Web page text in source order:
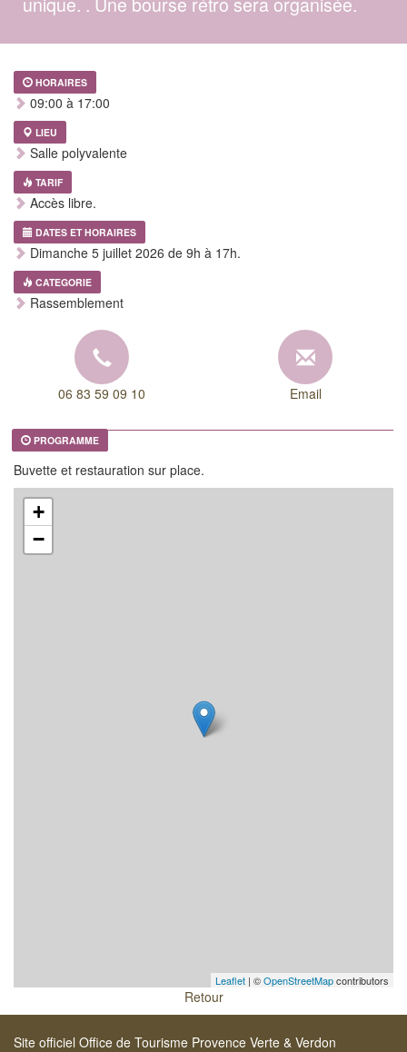
HORAIRES
09:00 à 17:00
LIEU
Salle polyvalente
TARIF
Accès libre.
DATES ET HORAIRES
Dimanche 5 juillet 2026 de 9h à 17h.
CATEGORIE
Rassemblement
06 83 59 09 10 Email
PROGRAMME
Buvette et restauration sur place.
+
−
Leaflet | ©OpenStreetMapcontributors
Retour
Site officiel Office de Tourisme Provence Verte & Verdon